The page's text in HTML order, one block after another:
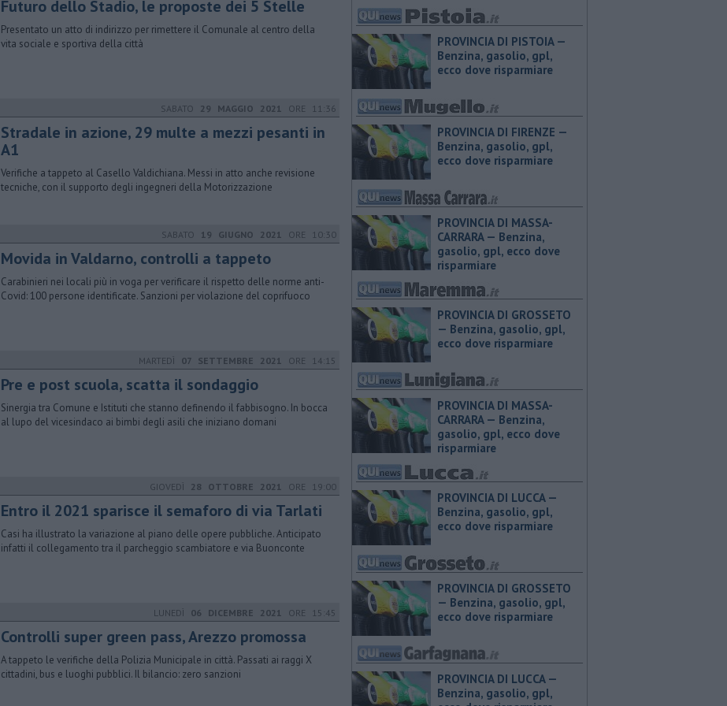
Futuro dello Stadio, le proposte dei 5 Stelle
Presentato un atto di indirizzo per rimettere il Comunale al centro della
vita sociale e sportiva della città
SABATO 29 MAGGIO 2021 ORE 11:36
Stradale in azione, 29 multe a mezzi pesanti in
A1
Verifiche a tappeto al Casello Valdichiana. Messi in atto anche revisione
tecniche, con il supporto degli ingegneri della Motorizzazione
SABATO 19 GIUGNO 2021 ORE 10:30
Movida in Valdarno, controlli a tappeto
Carabinieri nei locali più in voga per verificare il rispetto delle norme anti-
Covid: 100 persone identificate. Sanzioni per violazione del coprifuoco
MARTEDÌ 07 SETTEMBRE 2021 ORE 14:15
Pre e post scuola, scatta il sondaggio
Sinergia tra Comune e Istituti che stanno definendo il fabbisogno. In bocca
al lupo del vicesindaco ai bimbi degli asili che iniziano domani
GIOVEDÌ 28 OTTOBRE 2021 ORE 19:00
Entro il 2021 sparisce il semaforo di via Tarlati
Casi ha illustrato la variazione al piano delle opere pubbliche. Anticipato
infatti il collegamento tra il parcheggio scambiatore e via Buonconte
LUNEDÌ 06 DICEMBRE 2021 ORE 15:45
Controlli super green pass, Arezzo promossa
A tappeto le verifiche della Polizia Municipale in città. Passati ai raggi X
cittadini, bus e luoghi pubblici. Il bilancio: zero sanzioni
PROVINCIA DI PISTOIA — ​
Benzina, gasolio, gpl,
ecco dove risparmiare
PROVINCIA DI FIRENZE — ​
Benzina, gasolio, gpl,
ecco dove risparmiare
PROVINCIA DI MASSA-
CARRARA — ​Benzina,
gasolio, gpl, ecco dove
risparmiare
PROVINCIA DI GROSSETO
— ​Benzina, gasolio, gpl,
ecco dove risparmiare
PROVINCIA DI MASSA-
CARRARA — ​Benzina,
gasolio, gpl, ecco dove
risparmiare
PROVINCIA DI LUCCA — ​
Benzina, gasolio, gpl,
ecco dove risparmiare
PROVINCIA DI GROSSETO
— ​Benzina, gasolio, gpl,
ecco dove risparmiare
PROVINCIA DI LUCCA — ​
Benzina, gasolio, gpl,